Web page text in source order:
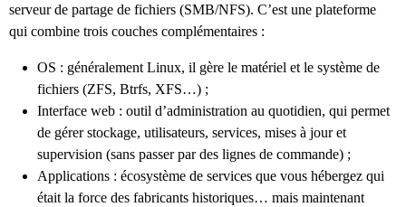
serveur de partage de fichiers (SMB/NFS). C’est une plateforme
qui combine trois couches complémentaires :
OS : généralement Linux, il gère le matériel et le système de
fichiers (ZFS, Btrfs, XFS…) ;
Interface web : outil d’administration au quotidien, qui permet
de gérer stockage, utilisateurs, services, mises à jour et
supervision (sans passer par des lignes de commande) ;
Applications : écosystème de services que vous hébergez qui
était la force des fabricants historiques… mais maintenant